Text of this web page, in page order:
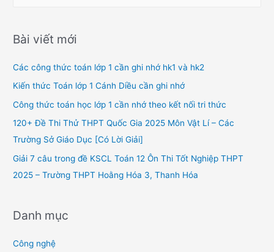
r
h
f
o
Bài viết mới
Các công thức toán lớp 1 cần ghi nhớ hk1 và hk2
Kiến thức Toán lớp 1 Cánh Diều cần ghi nhớ
Công thức toán học lớp 1 cần nhớ theo kết nối tri thức
120+ Đề Thi Thử THPT Quốc Gia 2025 Môn Vật Lí – Các
Trường Sở Giáo Dục [Có Lời Giải]
Giải 7 câu trong đề KSCL Toán 12 Ôn Thi Tốt Nghiệp THPT
2025 – Trường THPT Hoằng Hóa 3, Thanh Hóa
Danh mục
Công nghệ